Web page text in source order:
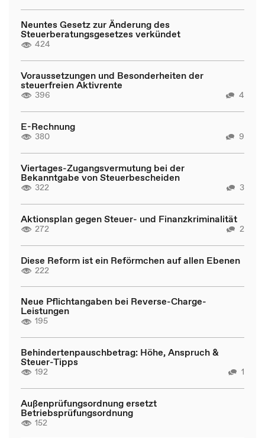
Neuntes Gesetz zur Änderung des
Steuerberatungsgesetzes verkündet
424
Voraussetzungen und Besonderheiten der
steuerfreien Aktivrente
396 4
E-Rechnung
380 9
Viertages-Zugangsvermutung bei der
Bekanntgabe von Steuerbescheiden
322 3
Aktionsplan gegen Steuer- und Finanzkriminalität
272 2
Diese Reform ist ein Reförmchen auf allen Ebenen
222
Neue Pflichtangaben bei Reverse-Charge-
Leistungen
195
Behindertenpauschbetrag: Höhe, Anspruch &
Steuer-Tipps
192 1
Außenprüfungsordnung ersetzt
Betriebsprüfungsordnung
152